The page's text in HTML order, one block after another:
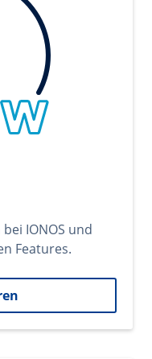
IONOS und
Features.